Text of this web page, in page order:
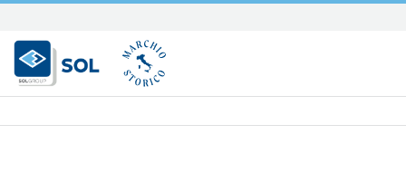
Salta
ai
contenuti.
|
alla